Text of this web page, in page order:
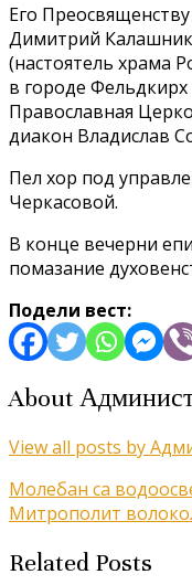
Его
Димитрий
(настоятель храма
в городе Фельдкирх
Православная
диакон Владислав
Пел хор под
Черкасовой.
В конце вечерни
помазание
Подели вест:
About
View all posts by
Кретање
чланка
Молебан са
Митрополит
Related Posts